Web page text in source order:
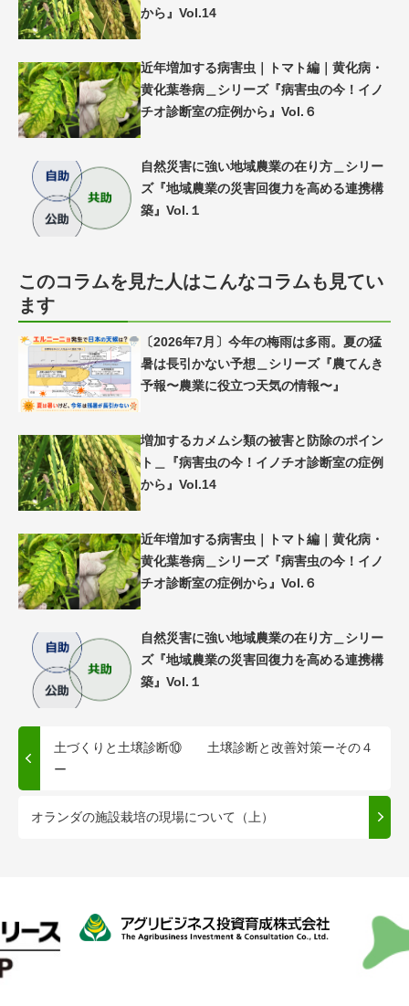
から』Vol.14
近年増加する病害虫｜トマト編｜黄化病・
黄化葉巻病＿シリーズ『病害虫の今！イノ
チオ診断室の症例から』Vol.６
自然災害に強い地域農業の在り方＿シリー
ズ『地域農業の災害回復力を高める連携構
築』Vol.１
このコラムを見た人はこんなコラムも見てい
ます
〔2026年7月〕今年の梅雨は多雨。夏の猛
暑は長引かない予想＿シリーズ『農てんき
予報〜農業に役立つ天気の情報〜』
増加するカメムシ類の被害と防除のポイン
ト＿『病害虫の今！イノチオ診断室の症例
から』Vol.14
近年増加する病害虫｜トマト編｜黄化病・
黄化葉巻病＿シリーズ『病害虫の今！イノ
チオ診断室の症例から』Vol.６
自然災害に強い地域農業の在り方＿シリー
ズ『地域農業の災害回復力を高める連携構
築』Vol.１
土づくりと土壌診断⑩ 土壌診断と改善対策ーその４
ー
オランダの施設栽培の現場について（上）